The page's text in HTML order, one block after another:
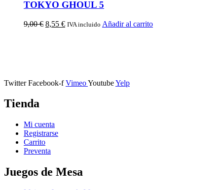
TOKYO GHOUL 5
9,00€ 8,55 € IVA incluido Añadir al carrito
Twitter Facebook-f VimeoYoutubeYelp
Tienda
Mi cuenta
Registrarse
Carrito
Preventa
Juegos de Mesa